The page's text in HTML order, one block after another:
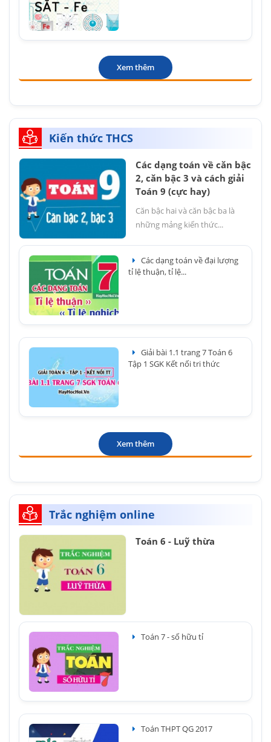
Xem thêm
Kiến thức THCS
Các dạng toán về căn bậc
2, căn bậc 3 và cách giải
Toán 9 (cực hay)
Căn bậc hai và căn bậc ba là
những mảng kiến thức...
Các dạng toán về đại lượng
tỉ lệ thuận, tỉ lệ...
Giải bài 1.1 trang 7 Toán 6
Tập 1 SGK Kết nối tri thức
Xem thêm
Trắc nghiệm online
Toán 6 - Luỹ thừa
Toán 7 - số hữu tỉ
Toán THPT QG 2017